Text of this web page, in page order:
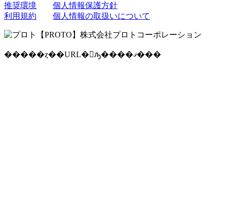
推奨環境
個人情報保護方針
利用規約
個人情報の取扱いについて
�����ȥ��URL�򥳥ԡ����ޤ���